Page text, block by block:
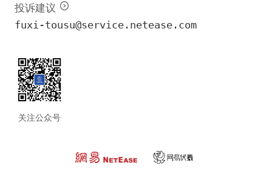
投诉建议
fuxi-tousu@service.netease.com
关注公众号